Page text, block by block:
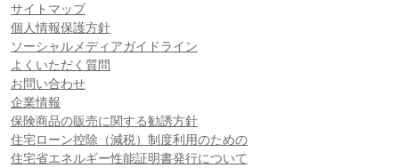
サイトマップ
個人情報保護方針
ソーシャルメディアガイドライン
よくいただく質問
お問い合わせ
企業情報
保険商品の販売に関する勧誘方針
住宅ローン控除（減税）制度利用のための
住宅省エネルギー性能証明書発行について